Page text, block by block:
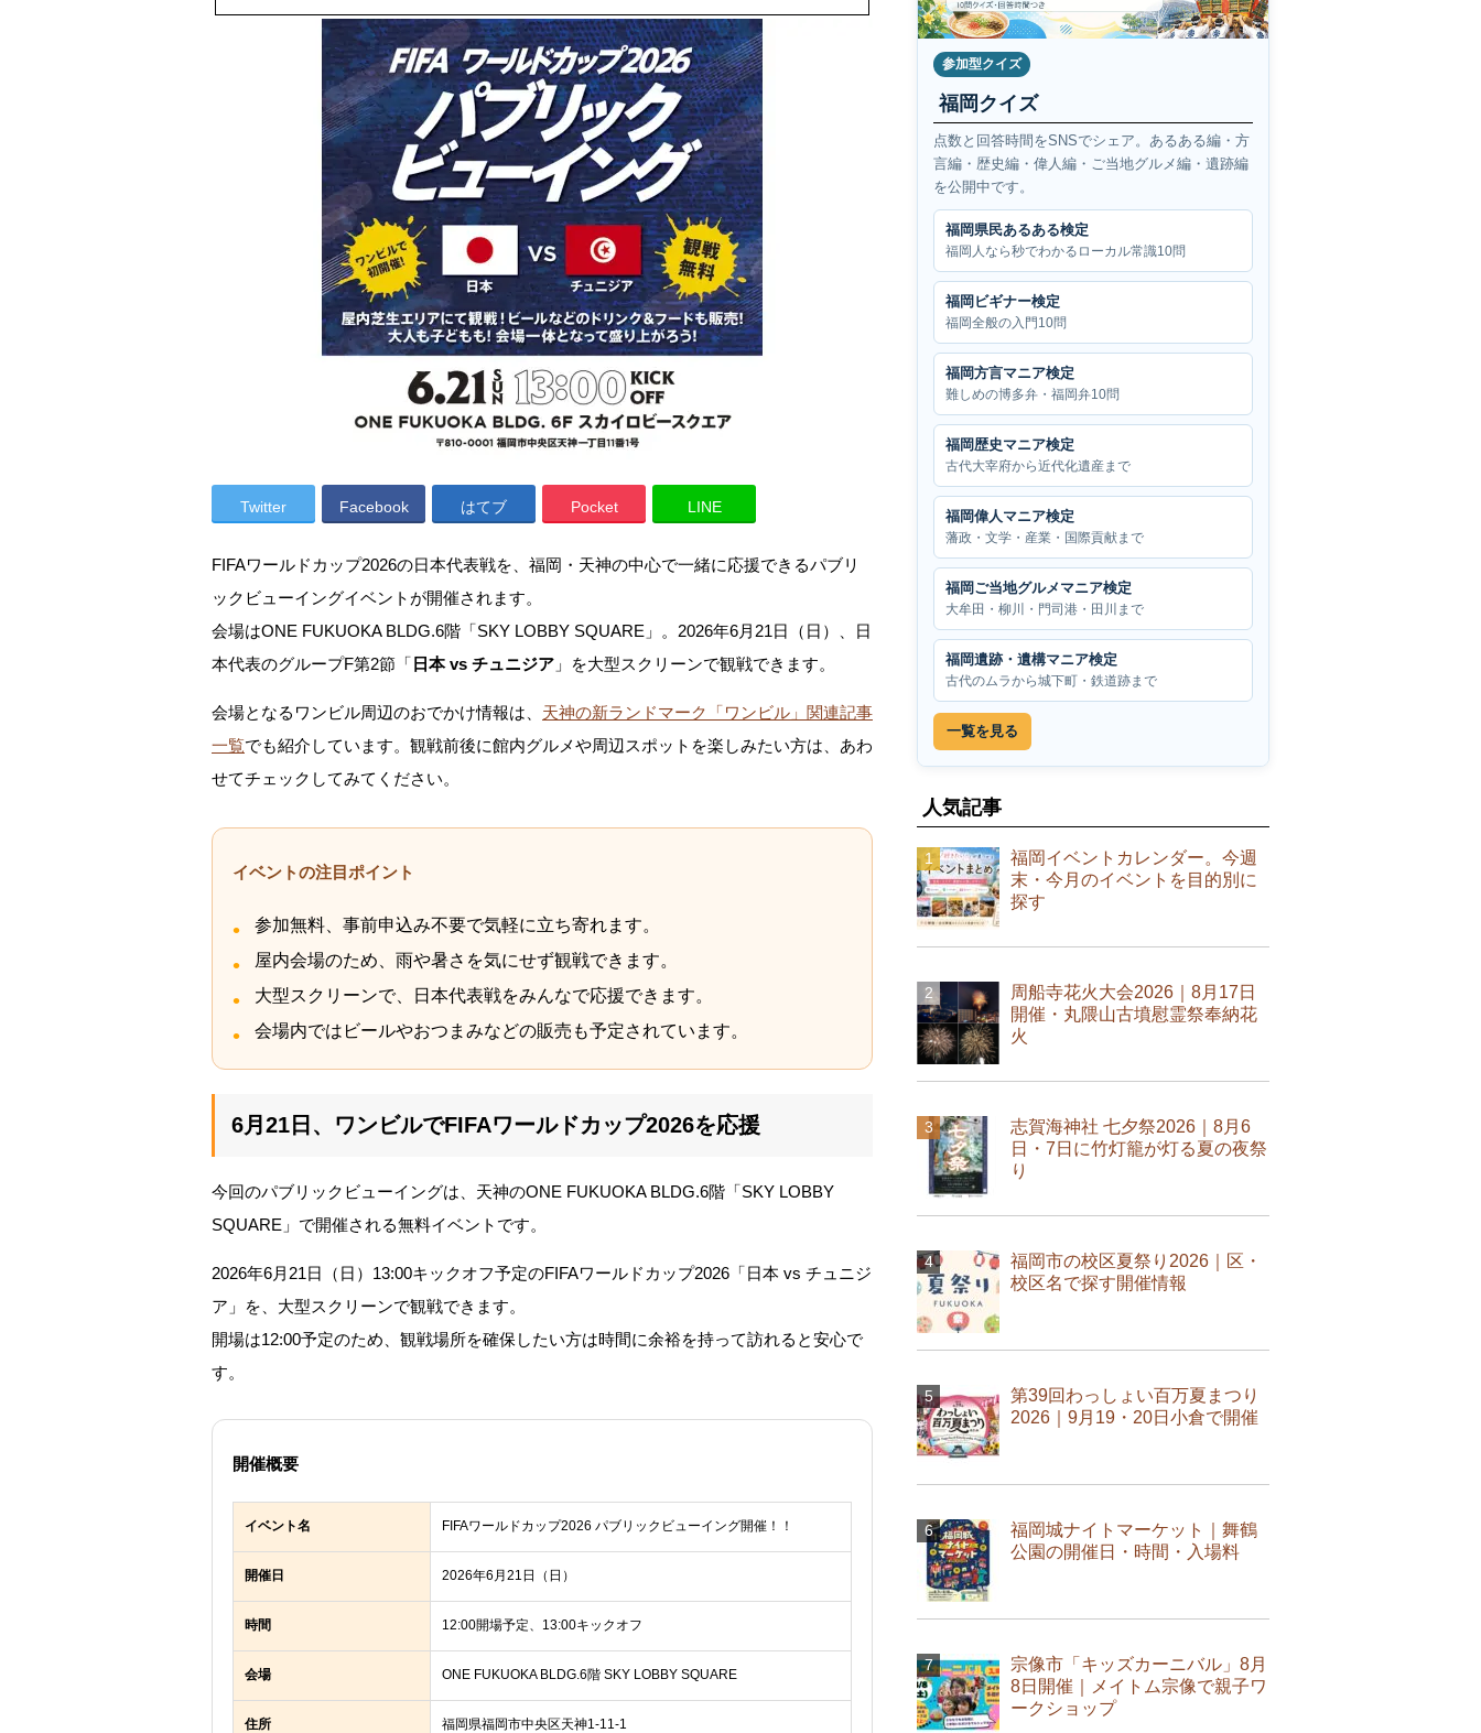
Twitter Facebook はてブ Pocket LINE
FIFAワールドカップ2026の日本代表戦を、福岡・天神の中心で一緒に応援できるパブリ
ックビューイングイベントが開催されます。
会場はONE FUKUOKA BLDG.6階「SKY LOBBY SQUARE」。2026年6月21日（日）、日
本代表のグループF第2節「 日本 vs チュニジア 」を大型スクリーンで観戦できます。
会場となるワンビル周辺のおでかけ情報は、 天神の新ランドマーク「ワンビル」関連記事
一覧でも紹介しています。観戦前後に館内グルメや周辺スポットを楽しみたい方は、あわ
せてチェックしてみてください。
イベントの注目ポイント
参加無料、事前申込み不要で気軽に立ち寄れます。
屋内会場のため、雨や暑さを気にせず観戦できます。
大型スクリーンで、日本代表戦をみんなで応援できます。
会場内ではビールやおつまみなどの販売も予定されています。
6月21日、ワンビルでFIFAワールドカップ2026を応援
今回のパブリックビューイングは、天神のONE FUKUOKA BLDG.6階「SKY LOBBY
SQUARE」で開催される無料イベントです。
2026年6月21日（日）13:00キックオフ予定のFIFAワールドカップ2026「日本 vs チュニジ
ア」を、大型スクリーンで観戦できます。
開場は12:00予定のため、観戦場所を確保したい方は時間に余裕を持って訪れると安心で
す。
開催概要
イベント名 FIFAワールドカップ2026 パブリックビューイング開催！！
開催日 2026年6月21日（日）
時間 12:00開場予定、13:00キックオフ
会場 ONE FUKUOKA BLDG.6階 SKY LOBBY SQUARE
住所 福岡県福岡市中央区天神1-11-1
参加型クイズ
福岡クイズ
点数と回答時間をSNSでシェア。あるある編・方
言編・歴史編・偉人編・ご当地グルメ編・遺跡編
を公開中です。
福岡県民あるある検定
福岡人なら秒でわかるローカル常識10問
福岡ビギナー検定
福岡全般の入門10問
福岡方言マニア検定
難しめの博多弁・福岡弁10問
福岡歴史マニア検定
古代大宰府から近代化遺産まで
福岡偉人マニア検定
藩政・文学・産業・国際貢献まで
福岡ご当地グルメマニア検定
大牟田・柳川・門司港・田川まで
福岡遺跡・遺構マニア検定
古代のムラから城下町・鉄道跡まで
一覧を見る
人気記事
福岡イベントカレンダー。今週
末・今月のイベントを目的別に
探す
周船寺花火大会2026｜8月17日
開催・丸隈山古墳慰霊祭奉納花
火
志賀海神社 七夕祭2026｜8月6
日・7日に竹灯籠が灯る夏の夜祭
り
福岡市の校区夏祭り2026｜区・
校区名で探す開催情報
第39回わっしょい百万夏まつり
2026｜9月19・20日小倉で開催
福岡城ナイトマーケット｜舞鶴
公園の開催日・時間・入場料
宗像市「キッズカーニバル」8月
8日開催｜メイトム宗像で親子ワ
ークショップ